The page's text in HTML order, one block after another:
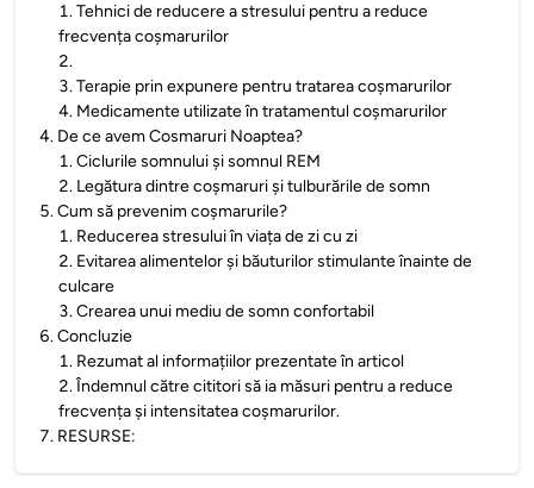
1.Tehnici de reducere a stresului pentru a reduce
frecvența coșmarurilor
2.
3.Terapie prin expunere pentru tratarea coșmarurilor
4. Medicamente utilizate în tratamentul coșmarurilor
4. De ce avem Cosmaruri Noaptea?
1.Ciclurile somnului și somnul REM
2. Legătura dintre coșmaruri și tulburările de somn
5.Cum să prevenim coșmarurile?
1. Reducerea stresului în viața de zi cu zi
2. Evitarea alimentelor și băuturilor stimulante înainte de
culcare
3.Crearea unui mediu de somn confortabil
6.Concluzie
1. Rezumat al informațiilor prezentate în articol
2.Îndemnul către cititori să ia măsuri pentru a reduce
frecvența și intensitatea coșmarurilor.
7. RESURSE: